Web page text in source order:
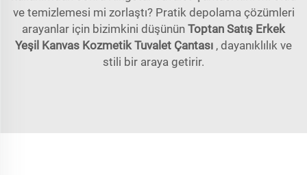
ve temizlemesi mi zorlaştı? Pratik depolama çözümleri
arayanlar için bizimkini düşünün Toptan Satış Erkek
Yeşil Kanvas Kozmetik Tuvalet Çantası , dayanıklılık ve
stili bir araya getirir.